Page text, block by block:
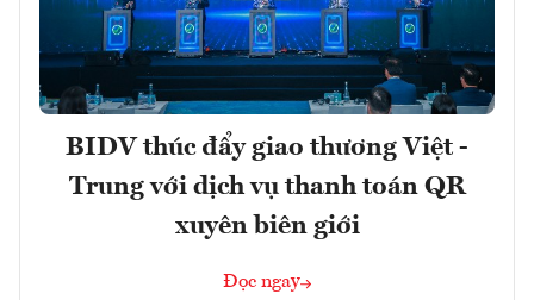
BIDV thúc đẩy giao thương Việt -
Trung với dịch vụ thanh toán QR
xuyên biên giới
Đọc ngay